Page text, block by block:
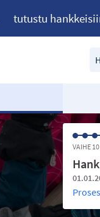
tutustu
Hae
VAIHE